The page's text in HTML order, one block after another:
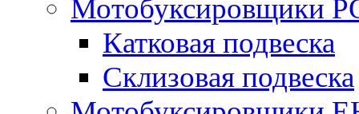
Мотобуксировщики
Катковая подвеска
Склизовая подвеска